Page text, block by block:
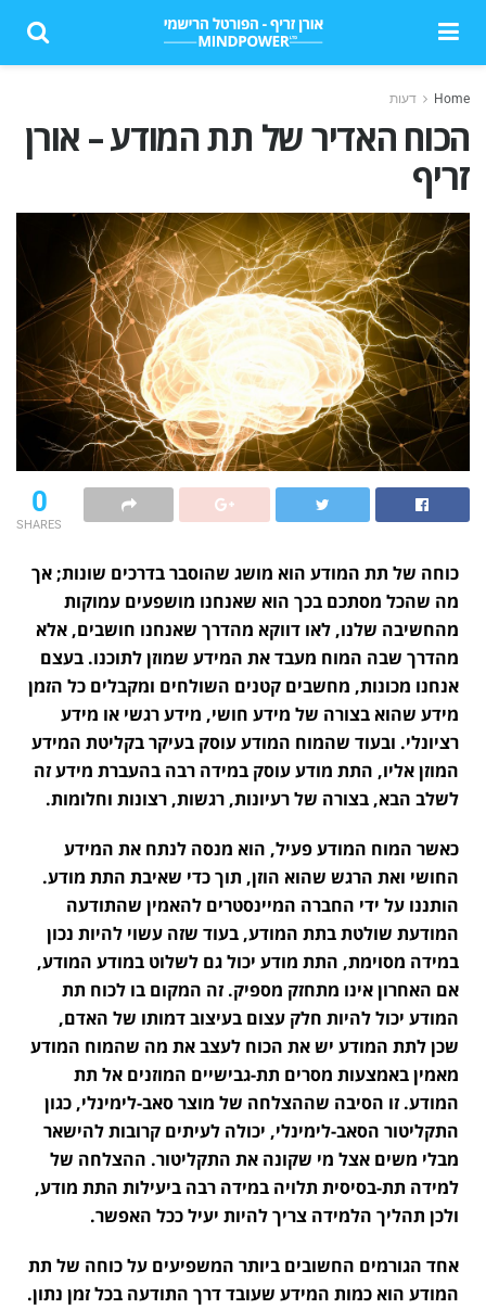
Home דעות
הכוח האדיר של תת המודע – אורן
זריף
0
SHARES
כוחה של תת המודע הוא מושג שהוסבר בדרכים שונות; אך
מה שהכל מסתכם בכך הוא שאנחנו מושפעים עמוקות
מהחשיבה שלנו, לאו דווקא מהדרך שאנחנו חושבים, אלא
מהדרך שבה המוח מעבד את המידע שמוזן לתוכנו. בעצם
אנחנו מכונות, מחשבים קטנים השולחים ומקבלים כל הזמן
מידע שהוא בצורה של מידע חושי, מידע רגשי או מידע
רציונלי. ובעוד שהמוח המודע עוסק בעיקר בקליטת המידע
המוזן אליו, התת מודע עוסק במידה רבה בהעברת מידע זה
לשלב הבא, בצורה של רעיונות, רגשות, רצונות וחלומות.
כאשר המוח המודע פעיל, הוא מנסה לנתח את המידע
החושי ואת הרגש שהוא הוזן, תוך כדי שאיבת התת מודע.
הותננו על ידי החברה המיינסטרים להאמין שהתודעה
המודעת שולטת בתת המודע, בעוד שזה עשוי להיות נכון
במידה מסוימת, התת מודע יכול גם לשלוט במודע המודע,
אם האחרון אינו מתחזק מספיק. זה המקום בו לכוח תת
המודע יכול להיות חלק עצום בעיצוב דמותו של האדם,
שכן לתת המודע יש את הכוח לעצב את מה שהמוח המודע
מאמין באמצעות מסרים תת-גבישיים המוזנים אל תת
המודע. זו הסיבה שההצלחה של מוצר סאב-לימינלי, כגון
התקליטור הסאב-לימינלי, יכולה לעיתים קרובות להישאר
מבלי משים אצל מי שקונה את התקליטור. ההצלחה של
למידה תת-בסיסית תלויה במידה רבה ביעילות התת מודע,
ולכן תהליך הלמידה צריך להיות יעיל ככל האפשר.
אחד הגורמים החשובים ביותר המשפיעים על כוחה של תת
המודע הוא כמות המידע שעובד דרך התודעה בכל זמן נתון.